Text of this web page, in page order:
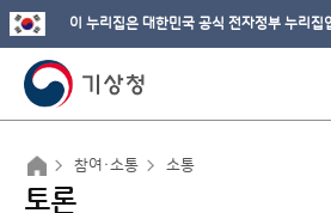
이 누리집은 대한민국 공식 전자정부 누리집
참여·소통 소통
토론